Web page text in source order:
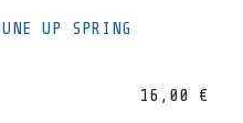
UP SPRING
16,00 €